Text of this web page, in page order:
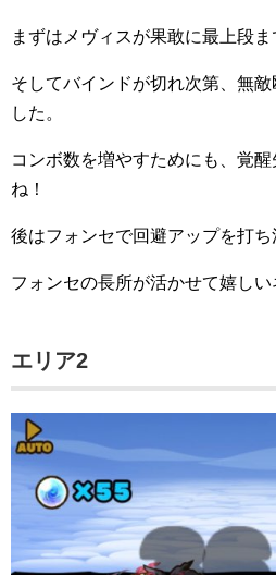
まずはメヴィスが果敢に最上段ま
そしてバインドが切れ次第、無
した。
コンボ数を増やすためにも、覚
ね！
後はフォンセで回避アップを打ち
フォンセの長所が活かせて嬉しい
エリア2